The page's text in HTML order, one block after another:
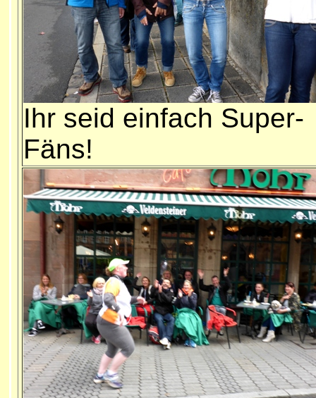
Ihr seid einfach Super-
Fäns!